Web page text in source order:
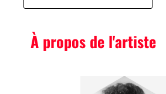
À propos de l'artiste